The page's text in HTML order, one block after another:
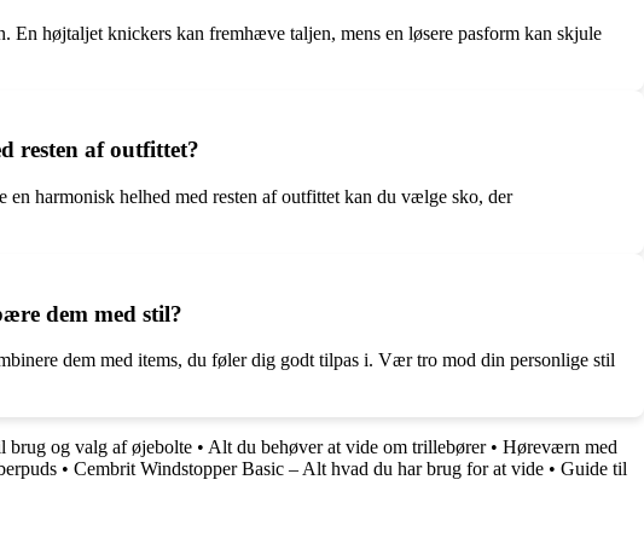
højtaljet knickers kan fremhæve taljen, mens en løsere pasform kan skjule
resten af outfittet?
harmonisk helhed med resten af outfittet kan du vælge sko, der
dem med stil?
dem med items, du føler dig godt tilpas i. Vær tro mod din personlige stil
brug og valg af øjebolte • Alt du behøver at vide om trillebører• Høreværn med
• Cembrit Windstopper Basic – Alt hvad du har brug for at vide • Guide til